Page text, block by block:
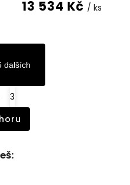
13 534 Kč / ks
dalších
3